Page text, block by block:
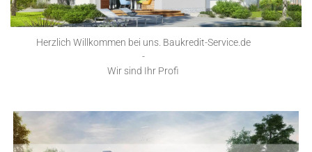
Herzlich Willkommen bei uns. Baukredit-Service.de
-
Wir sind Ihr Profi